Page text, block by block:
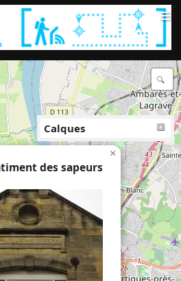
≡
13
des sapeurs
×
Calques